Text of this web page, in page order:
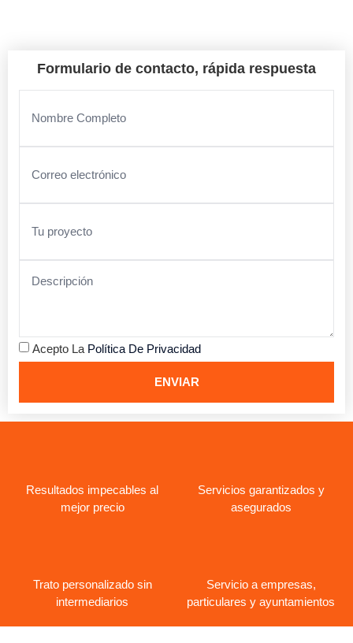
Formulario de contacto, rápida respuesta
Acepto La Política De Privacidad
ENVIAR
Resultados impecables al
mejor precio
Servicios garantizados y
asegurados
Trato personalizado sin
intermediarios
Servicio a empresas,
particulares y ayuntamientos